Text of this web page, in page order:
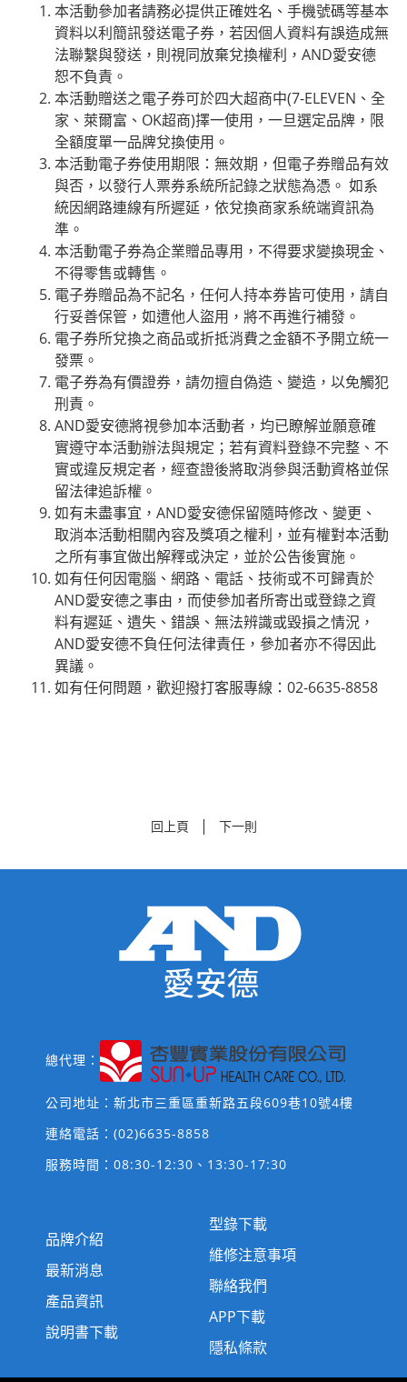
本活動參加者請務必提供正確姓名、手機號碼等基本
資料以利簡訊發送電子券，若因個人資料有誤造成無
法聯繫與發送，則視同放棄兌換權利，AND愛安德
恕不負責。
本活動贈送之電子券可於四大超商中(7-ELEVEN、全
家、萊爾富、OK超商)擇一使用，一旦選定品牌，限
全額度單一品牌兌換使用。
本活動電子券使用期限：無效期，但電子券贈品有效
與否，以發行人票券系統所記錄之狀態為憑。 如系
統因網路連線有所遲延，依兌換商家系統端資訊為
準。
本活動電子券為企業贈品專用，不得要求變換現金、
不得零售或轉售。
電子券贈品為不記名，任何人持本券皆可使用，請自
行妥善保管，如遭他人盜用，將不再進行補發。
電子券所兌換之商品或折抵消費之金額不予開立統一
發票。
電子券為有價證券，請勿擅自偽造、變造，以免觸犯
刑責。
AND愛安德將視參加本活動者，均已瞭解並願意確
實遵守本活動辦法與規定；若有資料登錄不完整、不
實或違反規定者，經查證後將取消參與活動資格並保
留法律追訴權。
如有未盡事宜，AND愛安德保留隨時修改、變更、
取消本活動相關內容及獎項之權利，並有權對本活動
之所有事宜做出解釋或決定，並於公告後實施。
如有任何因電腦、網路、電話、技術或不可歸責於
AND愛安德之事由，而使參加者所寄出或登錄之資
料有遲延、遺失、錯誤、無法辨識或毀損之情況，
AND愛安德不負任何法律責任，參加者亦不得因此
異議。
如有任何問題，歡迎撥打客服專線：02-6635-8858
回上頁 | 下一則
總代理：
公司地址：新北市三重區重新路五段609巷10號4樓
連絡電話： (02)6635-8858
服務時間：08:30-12:30、13:30-17:30
品牌介紹
最新消息
產品資訊
說明書下載
型錄下載
維修注意事項
聯絡我們
APP下載
隱私條款